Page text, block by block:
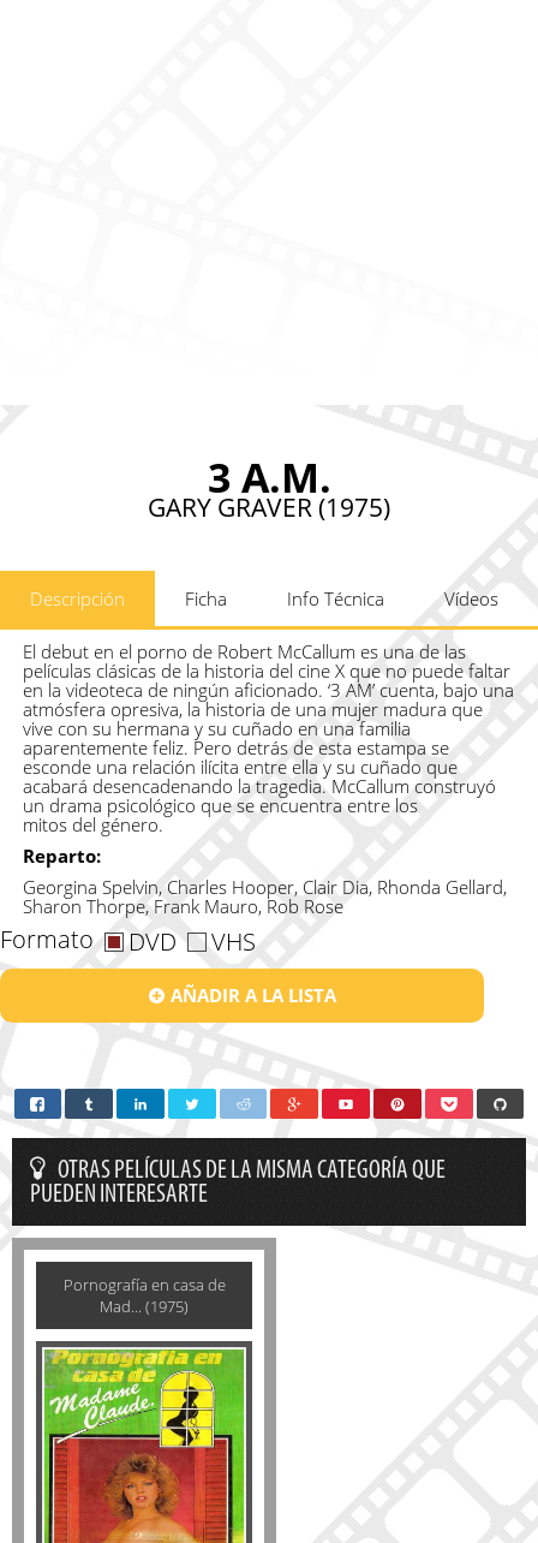
3 A.M.
GARY GRAVER (1975)
Descripción Ficha Info Técnica Vídeos
El debut en el porno de Robert McCallum es una de las
películas clásicas de la historia del cine X que no puede faltar
en la videoteca de ningún aficionado. ‘3 AM’ cuenta, bajo una
atmósfera opresiva, la historia de una mujer madura que
vive con su hermana y su cuñado en una familia
aparentemente feliz. Pero detrás de esta estampa se
esconde una relación ilícita entre ella y su cuñado que
acabará desencadenando la tragedia. McCallum construyó
un drama psicológico que se encuentra entre los
mitos del género.
Reparto:
Georgina Spelvin, Charles Hooper, Clair Dia, Rhonda Gellard,
Sharon Thorpe, Frank Mauro, Rob Rose
Formato DVD VHS
AÑADIR A LA LISTA
OTRAS PELÍCULAS DE LA MISMA CATEGORÍA QUE
PUEDEN INTERESARTE
Pornografía en casa de
Mad... (1975)